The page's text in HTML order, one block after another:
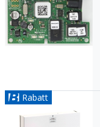
Rabatt